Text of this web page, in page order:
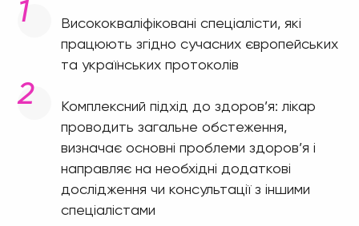
Висококваліфіковані спеціалісти, які
працюють згідно сучасних європейських
та українських протоколів
Комплексний підхід до здоров’я: лікар
проводить загальне обстеження,
визначає основні проблеми здоров’я і
направляє на необхідні додаткові
дослідження чи консультації з іншими
спеціалістами